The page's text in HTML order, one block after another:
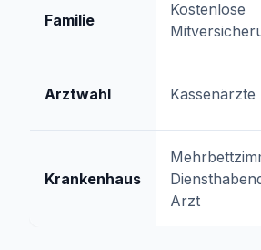
Familie
Kostenlose
Arztwahl Kassenärzte
Krankenhaus
Arzt